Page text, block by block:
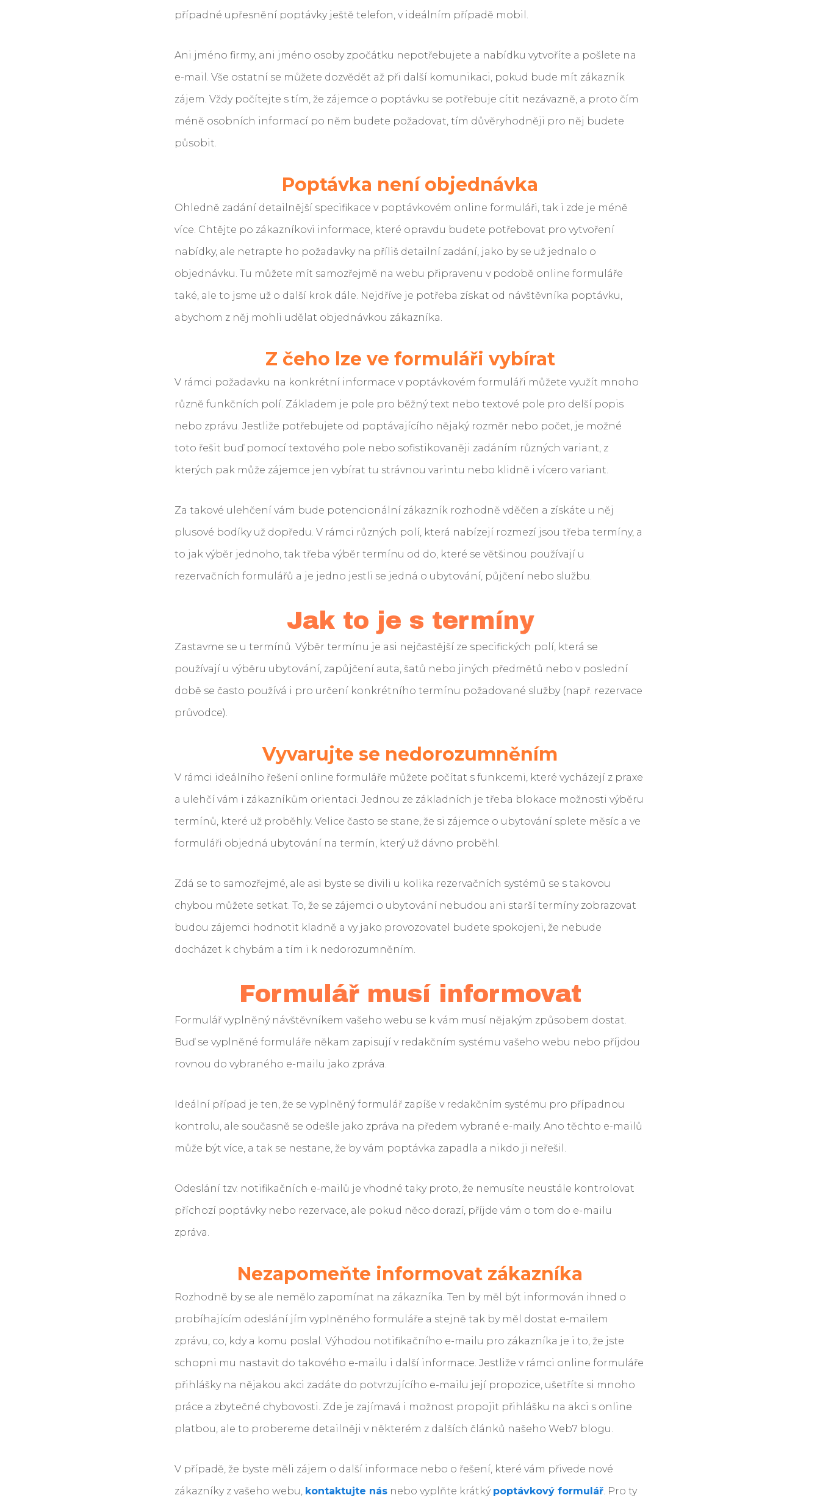
případné upřesnění poptávky ještě telefon, v ideálním případě mobil.
Ani jméno firmy, ani jméno osoby zpočátku nepotřebujete a nabídku vytvoříte a pošlete na
e-mail. Vše ostatní se můžete dozvědět až při další komunikaci, pokud bude mít zákazník
zájem. Vždy počítejte s tím, že zájemce o poptávku se potřebuje cítit nezávazně, a proto čím
méně osobních informací po něm budete požadovat, tím důvěryhodněji pro něj budete
působit.
Poptávka není objednávka
Ohledně zadání detailnější specifikace v poptávkovém online formuláři, tak i zde je méně
více. Chtějte po zákazníkovi informace, které opravdu budete potřebovat pro vytvoření
nabídky, ale netrapte ho požadavky na příliš detailní zadání, jako by se už jednalo o
objednávku. Tu můžete mít samozřejmě na webu připravenu v podobě online formuláře
také, ale to jsme už o další krok dále. Nejdříve je potřeba získat od návštěvníka poptávku,
abychom z něj mohli udělat objednávkou zákazníka.
Z čeho lze ve formuláři vybírat
V rámci požadavku na konkrétní informace v poptávkovém formuláři můžete využít mnoho
různě funkčních polí. Základem je pole pro běžný text nebo textové pole pro delší popis
nebo zprávu. Jestliže potřebujete od poptávajícího nějaký rozměr nebo počet, je možné
toto řešit buď pomocí textového pole nebo sofistikovaněji zadáním různých variant, z
kterých pak může zájemce jen vybírat tu strávnou varintu nebo klidně i vícero variant.
Za takové ulehčení vám bude potencionální zákazník rozhodně vděčen a získáte u něj
plusové bodíky už dopředu. V rámci různých polí, která nabízejí rozmezí jsou třeba termíny, a
to jak výběr jednoho, tak třeba výběr termínu od do, které se většinou používají u
rezervačních formulářů a je jedno jestli se jedná o ubytování, půjčení nebo službu.
Jak to je s termíny
Zastavme se u termínů. Výběr termínu je asi nejčastější ze specifických polí, která se
používají u výběru ubytování, zapůjčení auta, šatů nebo jiných předmětů nebo v poslední
době se často používá i pro určení konkrétního termínu požadované služby (např. rezervace
průvodce).
Vyvarujte se nedorozumněním
V rámci ideálního řešení online formuláře můžete počítat s funkcemi, které vycházejí z praxe
a ulehčí vám i zákazníkům orientaci. Jednou ze základních je třeba blokace možnosti výběru
termínů, které už proběhly. Velice často se stane, že si zájemce o ubytování splete měsíc a ve
formuláři objedná ubytování na termín, který už dávno proběhl.
Zdá se to samozřejmé, ale asi byste se divili u kolika rezervačních systémů se s takovou
chybou můžete setkat. To, že se zájemci o ubytování nebudou ani starší termíny zobrazovat
budou zájemci hodnotit kladně a vy jako provozovatel budete spokojeni, že nebude
docházet k chybám a tím i k nedorozumněním.
Formulář musí informovat
Formulář vyplněný návštěvníkem vašeho webu se k vám musí nějakým způsobem dostat.
Buď se vyplněné formuláře někam zapisují v redakčním systému vašeho webu nebo příjdou
rovnou do vybraného e-mailu jako zpráva.
Ideální případ je ten, že se vyplněný formulář zapíše v redakčním systému pro případnou
kontrolu, ale současně se odešle jako zpráva na předem vybrané e-maily. Ano těchto e-mailů
může být více, a tak se nestane, že by vám poptávka zapadla a nikdo ji neřešil.
Odeslání tzv. notifikačních e-mailů je vhodné taky proto, že nemusíte neustále kontrolovat
příchozí poptávky nebo rezervace, ale pokud něco dorazí, příjde vám o tom do e-mailu
zpráva.
Nezapomeňte informovat zákazníka
Rozhodně by se ale nemělo zapomínat na zákazníka. Ten by měl být informován ihned o
probíhajícím odeslání jím vyplněného formuláře a stejně tak by měl dostat e-mailem
zprávu, co, kdy a komu poslal. Výhodou notifikačního e-mailu pro zákazníka je i to, že jste
schopni mu nastavit do takového e-mailu i další informace. Jestliže v rámci online formuláře
přihlášky na nějakou akci zadáte do potvrzujícího e-mailu její propozice, ušetříte si mnoho
práce a zbytečné chybovosti. Zde je zajímavá i možnost propojit přihlášku na akci s online
platbou, ale to probereme detailněji v některém z dalších článků našeho Web7 blogu.
V případě, že byste měli zájem o další informace nebo o řešení, které vám přivede nové
zákazníky z vašeho webu, kontaktujte nás nebo vyplňte krátký poptávkový formulář. Pro ty